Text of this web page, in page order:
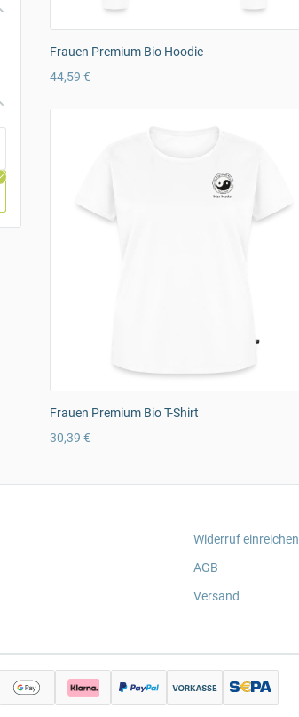
Frauen Premium Bio Hoodie
44,59 €
Frauen Premium Bio T-Shirt
30,39 €
Widerruf einreichen
AGB
Versand